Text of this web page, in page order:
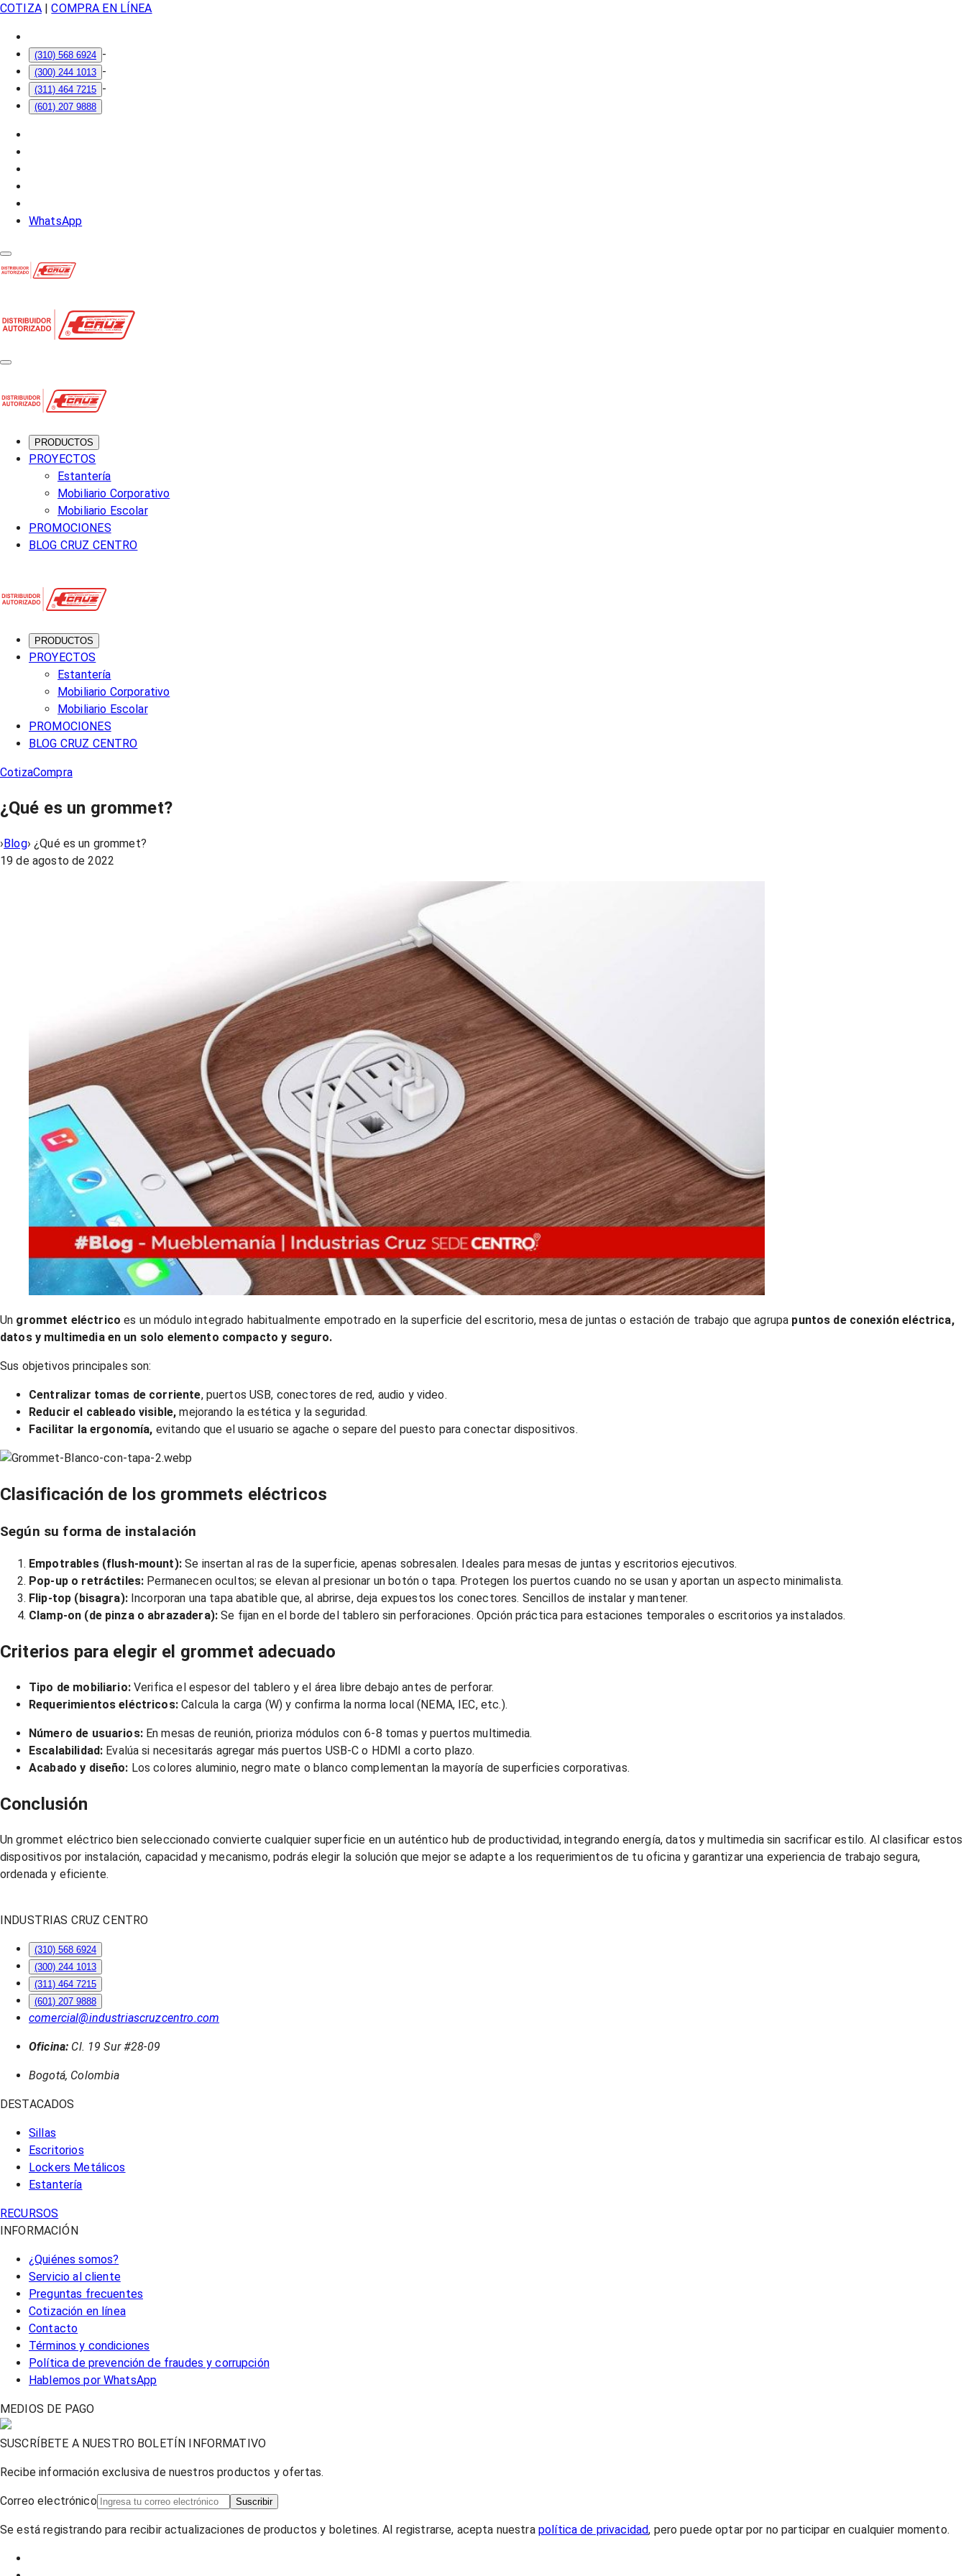
COTIZA| COMPRA EN LÍNEA
(310) 568 6924 -
(300) 244 1013 -
(311) 464 7215 -
(601) 207 9888
WhatsApp
PRODUCTOS
PROYECTOS
Estantería
Mobiliario Corporativo
Mobiliario Escolar
PROMOCIONES
BLOG CRUZ CENTRO
PRODUCTOS
PROYECTOS
Estantería
Mobiliario Corporativo
Mobiliario Escolar
PROMOCIONES
BLOG CRUZ CENTRO
CotizaCompra
¿Qué es un grommet?
› Blog›¿Qué es un grommet?
19 de agosto de 2022
Un grommet eléctrico es un módulo integrado habitualmente empotrado en la superficie del escritorio, mesa de juntas o estación de trabajo que agrupa puntos de conexión eléctrica,
datos y multimedia en un solo elemento compacto y seguro.
Sus objetivos principales son:
Centralizar tomas de corriente, puertos USB, conectores de red, audio y video.
Reducir el cableado visible, mejorando la estética y la seguridad.
Facilitar la ergonomía, evitando que el usuario se agache o separe del puesto para conectar dispositivos.
Clasificación de los grommets eléctricos
Según su forma de instalación
Empotrables (flush‑mount):Se insertan al ras de la superficie, apenas sobresalen. Ideales para mesas de juntas y escritorios ejecutivos.
Pop‑up o retráctiles: Permanecen ocultos; se elevan al presionar un botón o tapa. Protegen los puertos cuando no se usan y aportan un aspecto minimalista.
Flip‑top (bisagra): Incorporan una tapa abatible que, al abrirse, deja expuestos los conectores. Sencillos de instalar y mantener.
Clamp‑on (de pinza o abrazadera):Se fijan en el borde del tablero sin perforaciones. Opción práctica para estaciones temporales o escritorios ya instalados.
Criterios para elegir el grommet adecuado
Tipo de mobiliario:Verifica el espesor del tablero y el área libre debajo antes de perforar.
Requerimientos eléctricos:Calcula la carga (W) y confirma la norma local (NEMA, IEC, etc.).
Número de usuarios: En mesas de reunión, prioriza módulos con 6‑8 tomas y puertos multimedia.
Escalabilidad: Evalúa si necesitarás agregar más puertos USB‑C o HDMI a corto plazo.
Acabado y diseño: Los colores aluminio, negro mate o blanco complementan la mayoría de superficies corporativas.
Conclusión
Un grommet eléctrico bien seleccionado convierte cualquier superficie en un auténtico hub de productividad, integrando energía, datos y multimedia sin sacrificar estilo. Al clasificar estos
dispositivos por instalación, capacidad y mecanismo, podrás elegir la solución que mejor se adapte a los requerimientos de tu oficina y garantizar una experiencia de trabajo segura,
ordenada y eficiente.
INDUSTRIAS CRUZ CENTRO
(310) 568 6924
(300) 244 1013
(311) 464 7215
(601) 207 9888
comercial@industriascruzcentro.com
Oficina: Cl. 19 Sur #28-09
Bogotá, Colombia
DESTACADOS
Sillas
Escritorios
Lockers Metálicos
Estantería
RECURSOS
INFORMACIÓN
¿Quiénes somos?
Servicio al cliente
Preguntas frecuentes
Cotización en línea
Contacto
Términos y condiciones
Política de prevención de fraudes y corrupción
Hablemos por WhatsApp
MEDIOS DE PAGO
SUSCRÍBETE A NUESTRO BOLETÍN INFORMATIVO
Recibe información exclusiva de nuestros productos y ofertas.
Correo electrónico Suscribir
Se está registrando para recibir actualizaciones de productos y boletines. Al registrarse, acepta nuestra política de privacidad, pero puede optar por no participar en cualquier momento.